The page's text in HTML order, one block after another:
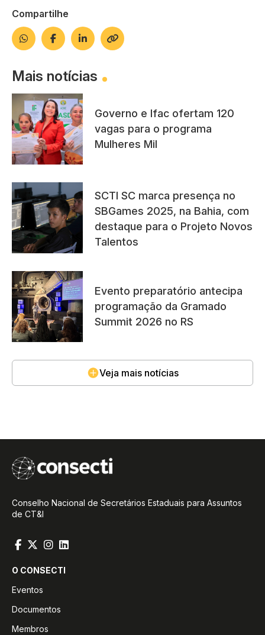
Compartilhe
Mais notícias
Governo e Ifac ofertam 120
vagas para o programa
Mulheres Mil
SCTI SC marca presença no
SBGames 2025, na Bahia, com
destaque para o Projeto Novos
Talentos
Evento preparatório antecipa
programação da Gramado
Summit 2026 no RS
Veja mais notícias
Conselho Nacional de Secretários Estaduais para Assuntos
de CT&I
O CONSECTI
Eventos
Documentos
Membros